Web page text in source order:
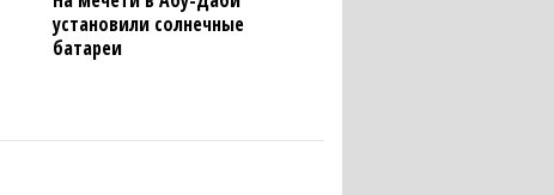
установили солнечные
батареи